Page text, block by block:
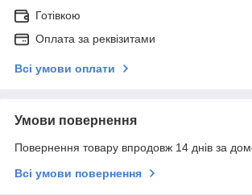
Готівкою
Оплата за реквізитами
Всі умови оплати
Умови повернення
Повернення товару впродовж 14 днів за
Всі умови повернення